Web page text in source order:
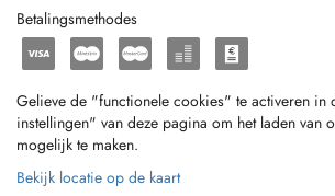
Betalingsmethodes
Gelieve de "functionele cookies" te activeren in
instellingen" van deze pagina om het laden van
mogelijk te maken.
Bekijk locatie op de kaart